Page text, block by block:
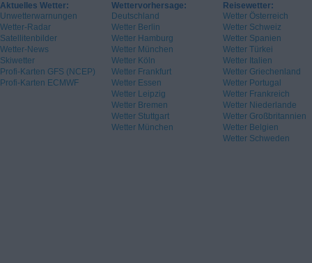
Aktuelles Wetter:
Unwetterwarnungen
Wetter-Radar
Satellitenbilder
Wetter-News
Skiwetter
Profi-Karten GFS (NCEP)
Profi-Karten ECMWF
Wettervorhersage:
Deutschland
Wetter Berlin
Wetter Hamburg
Wetter München
Wetter Köln
Wetter Frankfurt
Wetter Essen
Wetter Leipzig
Wetter Bremen
Wetter Stuttgart
Wetter München
Reisewetter:
Wetter Österreich
Wetter Schweiz
Wetter Spanien
Wetter Türkei
Wetter Italien
Wetter Griechenland
Wetter Portugal
Wetter Frankreich
Wetter Niederlande
Wetter Großbritannien
Wetter Belgien
Wetter Schweden